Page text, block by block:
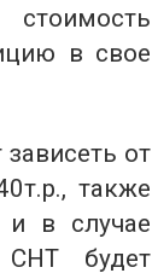
в свое
от
также
и в случае
СНТ будет